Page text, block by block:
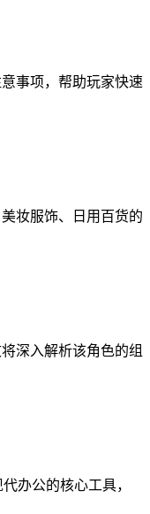
事项，帮助玩家快速
妆服饰、日用百货的
深入解析该角色的组
办公的核心工具，